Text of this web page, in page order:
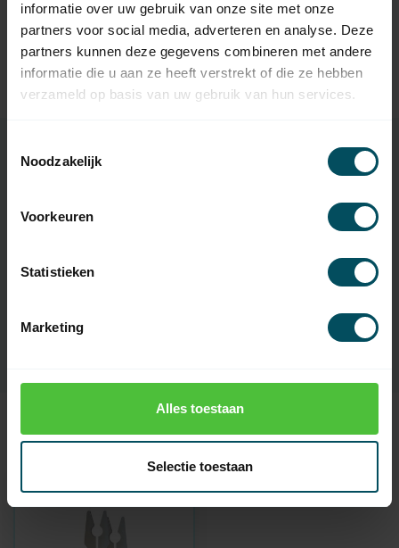
informatie over uw gebruik van onze site met onze
partners voor social media, adverteren en analyse. Deze
partners kunnen deze gegevens combineren met andere
informatie die u aan ze heeft verstrekt of die ze hebben
verzameld op basis van uw gebruik van hun services.
Noodzakelijk
Voorkeuren
Statistieken
Marketing
Alles toestaan
Selectie toestaan
SIMU
Simu Motorsteun Simu T5
rolluikbeugel + montageset
Op voorraad
7,95
SKU
Recent bekeken